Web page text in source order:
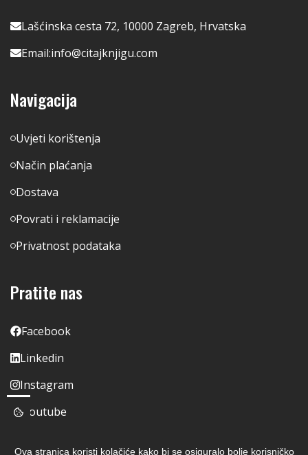
Lašćinska cesta 72, 10000 Zagreb, Hrvatska
Email:info@citajknjigu.com
Navigacija
Uvjeti korištenja
Način plaćanja
Dostava
Povrati i reklamacije
Privatnost podataka
Pratite nas
Facebook
Linkedin
Instagram
Youtube
Ova stranica koristi kolačiće kako bi se osiguralo bolje korisničko